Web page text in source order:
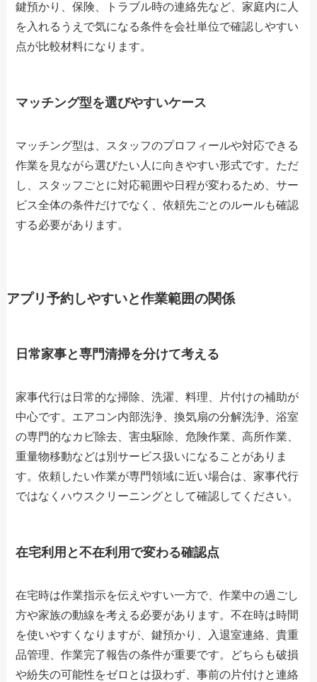
鍵預かり、保険、トラブル時の連絡先など、家庭内に人
を入れるうえで気になる条件を会社単位で確認しやすい
点が比較材料になります。
マッチング型を選びやすいケース
マッチング型は、スタッフのプロフィールや対応できる
作業を見ながら選びたい人に向きやすい形式です。ただ
し、スタッフごとに対応範囲や日程が変わるため、サー
ビス全体の条件だけでなく、依頼先ごとのルールも確認
する必要があります。
アプリ予約しやすいと作業範囲の関係
日常家事と専門清掃を分けて考える
家事代行は日常的な掃除、洗濯、料理、片付けの補助が
中心です。エアコン内部洗浄、換気扇の分解洗浄、浴室
の専門的なカビ除去、害虫駆除、危険作業、高所作業、
重量物移動などは別サービス扱いになることがありま
す。依頼したい作業が専門領域に近い場合は、家事代行
ではなくハウスクリーニングとして確認してください。
在宅利用と不在利用で変わる確認点
在宅時は作業指示を伝えやすい一方で、作業中の過ごし
方や家族の動線を考える必要があります。不在時は時間
を使いやすくなりますが、鍵預かり、入退室連絡、貴重
品管理、作業完了報告の条件が重要です。どちらも破損
や紛失の可能性をゼロとは扱わず、事前の片付けと連絡